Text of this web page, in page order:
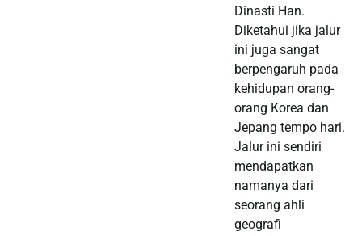
Dinasti Han.
Diketahui jika jalur
ini juga sangat
berpengaruh pada
kehidupan orang-
orang Korea dan
Jepang tempo hari.
Jalur ini sendiri
mendapatkan
namanya dari
seorang ahli
geografi